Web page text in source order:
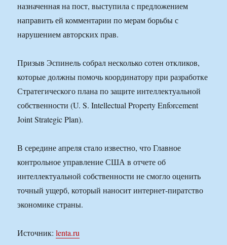
назначенная на пост, выступила с предложением
направить ей комментарии по мерам борьбы с
нарушением авторских прав.
Призыв Эспинель собрал несколько сотен откликов,
которые должны помочь координатору при разработке
Стратегического плана по защите интеллектуальной
собственности (U. S. Intellectual Property Enforcement
Joint Strategic Plan).
В середине апреля стало известно, что Главное
контрольное управление США в отчете об
интеллектуальной собственности не смогло оценить
точный ущерб, который наносит интернет-пиратство
экономике страны.
Источник:lenta.ru